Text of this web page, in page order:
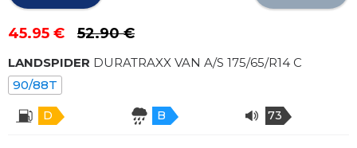
45.95 € 52.90 €
LANDSPIDER DURATRAXX VAN A/S 175/65/R14 C
90/88T
D B 73